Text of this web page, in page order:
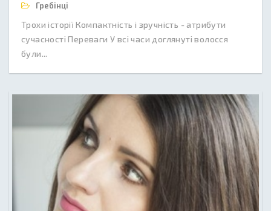
Гребінці
Трохи історії Компактність і зручність - атрибути
сучасності Переваги У всі часи доглянуті волосся
були...